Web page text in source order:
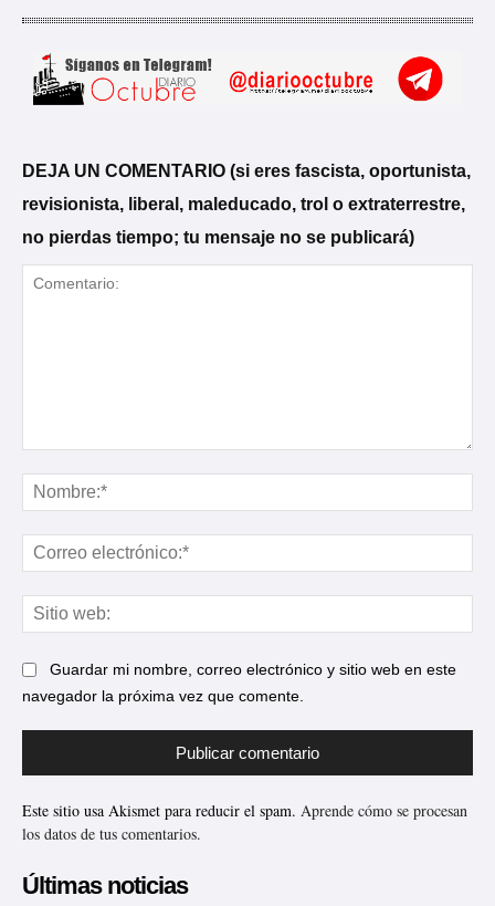
e
e
DEJA UN COMENTARIO (si eres fascista, oportunista,
revisionista, liberal, maleducado, trol o extraterrestre,
no pierdas tiempo; tu mensaje no se publicará)
Guardar mi nombre, correo electrónico y sitio web en este
navegador la próxima vez que comente.
Este sitio usa Akismet para reducir el spam. Aprende cómo se procesan
los datos de tus comentarios.
Últimas noticias